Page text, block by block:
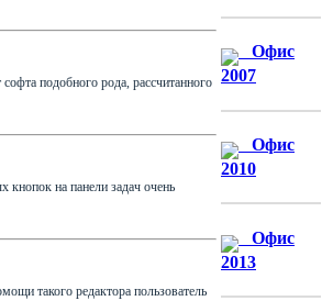
подобного рода, рассчитанного
кнопок на панели задач очень
такого редактора пользователь
Офис
2007
Офис
2010
Офис
2013